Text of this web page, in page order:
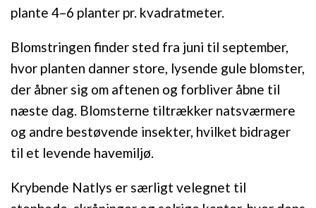
plante 4–6 planter pr. kvadratmeter.
Blomstringen finder sted fra juni til september,
hvor planten danner store, lysende gule blomster,
der åbner sig om aftenen og forbliver åbne til
næste dag. Blomsterne tiltrækker natsværmere
og andre bestøvende insekter, hvilket bidrager
til et levende havemiljø.
Krybende Natlys er særligt velegnet til